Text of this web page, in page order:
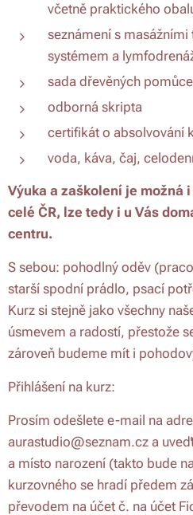
včetně praktického
seznámení s
systémem a
sada dřevěných
odborná skripta
certifikát o absolvování
voda, káva, čaj,
Výuka a zaškolení je možná
celé ČR, lze tedy i u Vás
centru.
S sebou: pohodlný oděv
starší spodní prádlo, psací
Kurz si stejně jako všechny
úsmevem a radostí, přestože
zároveň budeme mít i
Přihlášení na kurz:
Prosím odešlete e-mail na
aurastudio@seznam.cz a
a místo narození (takto bude
kurzovného se hradí předem
převodem na účet č. na účet